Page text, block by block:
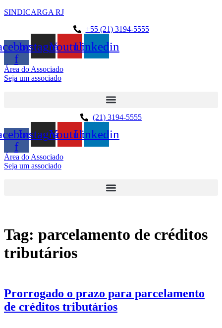
SINDICARGA RJ
+55 (21) 3194-5555
f
InstagramYoutubeLinkedin
Área do Associado
Seja um associado
(21) 3194-5555
f
InstagramYoutubeLinkedin
Área do Associado
Seja um associado
Tag: parcelamento de créditos
tributários
Prorrogado o prazo para parcelamento
de créditos tributários